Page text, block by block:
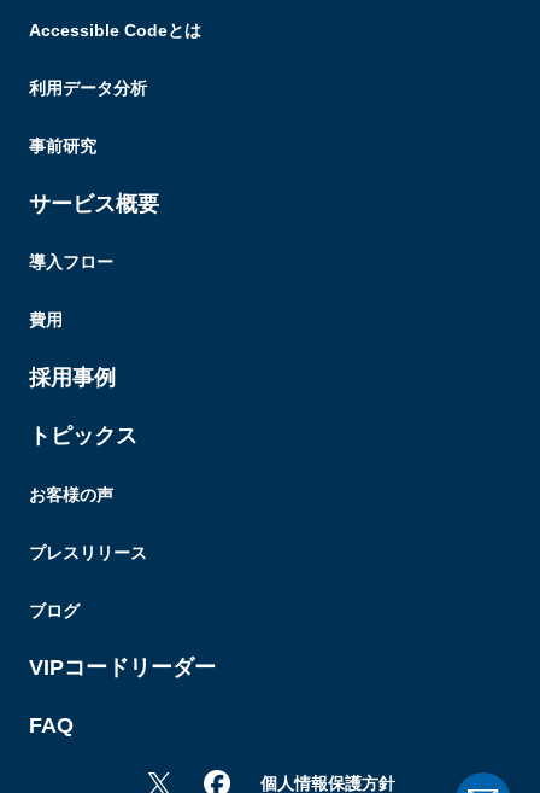
Accessible Codeとは
利用データ分析
事前研究
サービス概要
導入フロー
費用
採用事例
トピックス
お客様の声
プレスリリース
ブログ
VIPコードリーダー
FAQ
個人情報保護方針